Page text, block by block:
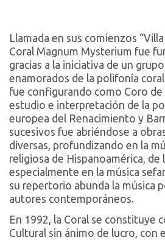
Llamada en sus comienzos
Coral Magnum Mysterium fue
gracias a la iniciativa de un
enamorados de la polifonía
fue configurando como Coro de
estudio e interpretación de la
europea del Renacimiento y
sucesivos fue abriéndose a
diversas, profundizando en la
religiosa de Hispanoamérica, de
especialmente en la música
su repertorio abunda la música
autores contemporáneos.
En 1992, la Coral se constituye
Cultural sin ánimo de lucro, con